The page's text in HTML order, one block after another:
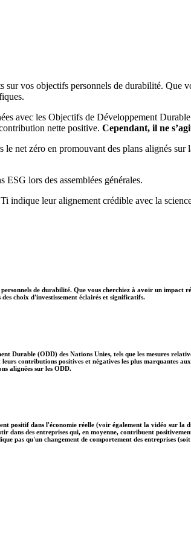
vos objectifs personnels de durabilité. Que
avec les Objectifs de Développement
nette positive. Cependant, il ne
net zéro en promouvant des plans alignés
lors des assemblées générales.
indique leur alignement crédible avec la
de durabilité. Que vous cherchiez à avoir un impact
choix d'investissement éclairés et significatifs.
Durable (ODD) des Nations Unies, tels que les mesures
contributions positives et négatives les plus marquantes
alignées sur les ODD.
positif dans l'économie réelle (voir également la vidéo sur la
des entreprises qui, en moyenne, contribuent
pas qu'un changement de comportement des entreprises